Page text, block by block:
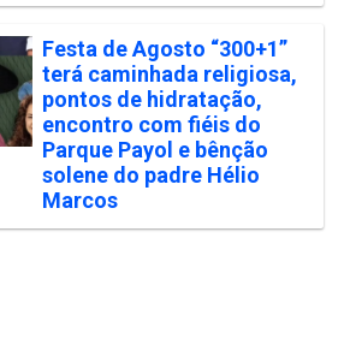
Festa de Agosto “300+1”
terá caminhada religiosa,
pontos de hidratação,
encontro com fiéis do
Parque Payol e bênção
solene do padre Hélio
Marcos